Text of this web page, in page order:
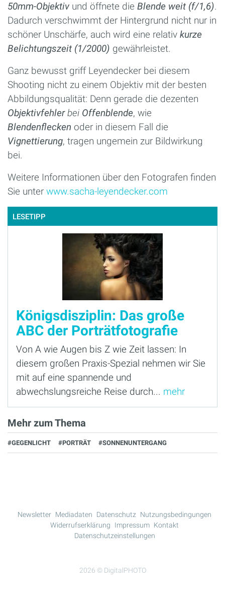
50mm-Objektiv und öffnete die Blende weit (f/1,6).
Dadurch verschwimmt der Hintergrund nicht nur in
schöner Unschärfe, auch wird eine relativ kurze
Belichtungszeit (1/2000) gewährleistet.
Ganz bewusst griff Leyendecker bei diesem
Shooting nicht zu einem Objektiv mit der besten
Abbildungsqualität: Denn gerade die dezenten
Objektivfehlerbei Offenblende, wie
Blendenflecken oder in diesem Fall die
Vignettierung, tragen ungemein zur Bildwirkung
bei.
Weitere Informationen über den Fotografen finden
Sie unter www.sacha-leyendecker.com
LESETIPP
Königsdisziplin: Das große
ABC der Porträtfotografie
Von A wie Augen bis Z wie Zeit lassen: In
diesem großen Praxis-Spezial nehmen wir Sie
mit auf eine spannende und
abwechslungsreiche Reise durch... mehr
Mehr zum Thema
#GEGENLICHT #PORTRÄT #SONNENUNTERGANG
2026 © DigitalPHOTO
Newsletter Mediadaten Datenschutz
Nutzungsbedingungen
Widerrufserklärung
Impressum Kontakt
Datenschutzeinstellungen